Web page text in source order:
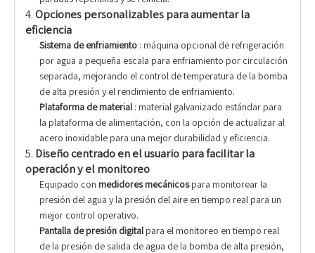
4.Opciones personalizables para aumentar la
eficiencia
Sistema de enfriamiento : máquina opcional de refrigeración
por agua a pequeña escala para enfriamiento por circulación
separada, mejorando el control de temperatura de la bomba
de alta presión y el rendimiento de enfriamiento.
Plataforma de material: material galvanizado estándar para
la plataforma de alimentación, con la opción de actualizar al
acero inoxidable para una mejor durabilidad y eficiencia.
5. Diseño centrado en el usuario para facilitar la
operación y el monitoreo
Equipado con medidores mecánicospara monitorear la
presión del agua y la presión del aire en tiempo real para un
mejor control operativo.
Pantalla de presión digitalpara el monitoreo en tiempo real
de la presión de salida de agua de la bomba de alta presión,